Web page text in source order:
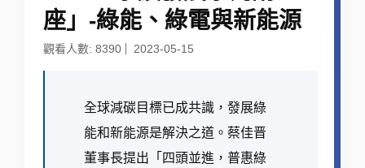
座」-綠能、綠電與新能源
觀看人數: 8390 2023-05-15
全球減碳目標已成共識，發展綠
能和新能源是解決之道。蔡佳晋
董事長提出「四頭並進，普惠綠